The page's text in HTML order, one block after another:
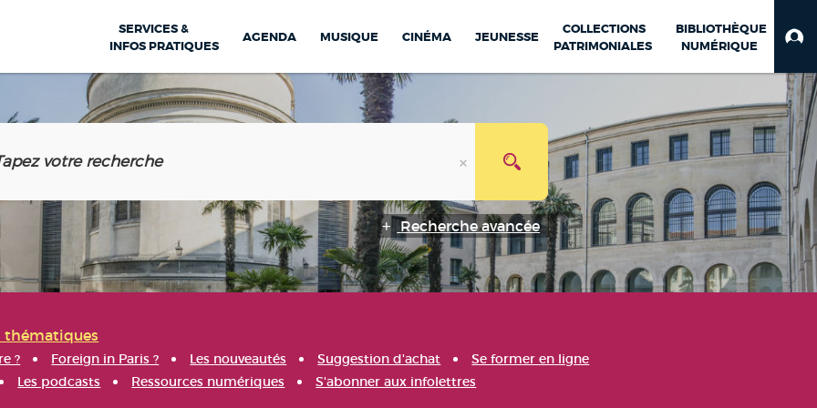
SERVICES &
INFOS PRATIQUES
AGENDA MUSIQUE CINÉMA JEUNESSE
COLLECTIONS
PATRIMONIALES
BIBLIOTHÈQUE
NUMÉRIQUE
Recherche avancée
thématiques
? Foreign in Paris ? Les nouveautés Suggestion d'achat
Se former en ligne
Les podcasts Ressources numériques S'abonner aux infolettres